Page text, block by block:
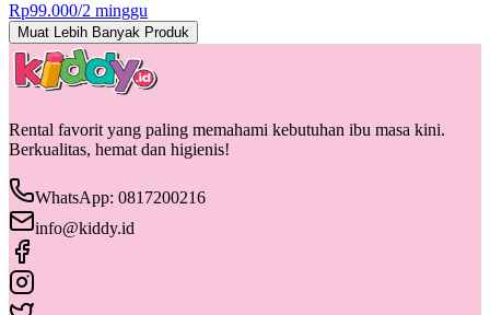
Rp99.000/2 minggu
Muat Lebih Banyak Produk
Rental favorit yang paling memahami kebutuhan ibu masa kini.
Berkualitas, hemat dan higienis!
WhatsApp: 0817200216
info@kiddy.id